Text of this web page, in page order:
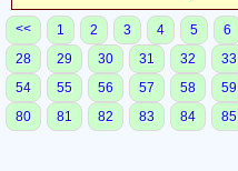
<< 1 2 3 4 5 6
28
29 30 31 32 33
54
55 56 57 58 59
80
81 82 83 84 85